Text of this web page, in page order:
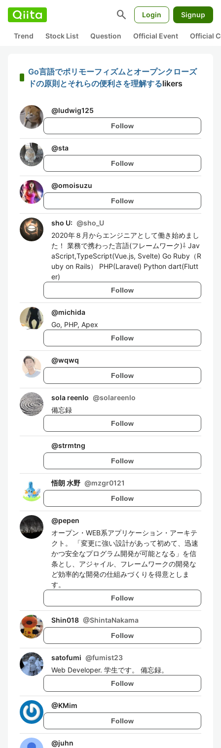
search Login Signup
Trend Stock List Question Official Event Official
Go言語でポリモーフィズムとオープンクローズ
ドの原則とそれらの便利さを理解するlikers
@ludwig125
Follow
@sta
Follow
@omoisuzu
Follow
sho U: @sho_U
2020年８月からエンジニアとして働き始めまし
た！ 業務で携わった言語(フレームワーク)⇩ Jav
aScript,TypeScript(Vue.js, Svelte) Go Ruby（R
uby on Rails） PHP(Laravel) Python dart(Flutt
er)
Follow
@michida
Go, PHP, Apex
Follow
@wqwq
Follow
sola reenlo @solareenlo
備忘録
Follow
@strmtng
Follow
悟朗 水野 @mzgr0121
Follow
@pepen
オープン・WEB系アプリケーション・アーキテ
クト。 「変更に強い設計があって初めて、迅速
かつ安全なプログラム開発が可能となる」を信
条とし、アジャイル、フレームワークの開発な
ど効率的な開発の仕組みづくりを得意としま
す。
Follow
Shin018 @ShintaNakama
Follow
satofumi @fumist23
Web Developer. 学生です。 備忘録。
Follow
@KMim
Follow
@juhn